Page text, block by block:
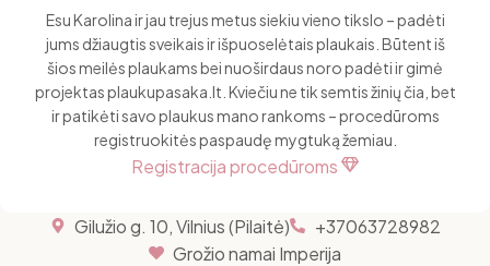
Esu Karolina ir jau trejus metus siekiu vieno tikslo – padėti
jums džiaugtis sveikais ir išpuoselėtais plaukais. Būtent iš
šios meilės plaukams bei nuoširdaus noro padėti ir gimė
projektas plaukupasaka.lt. Kviečiu ne tik semtis žinių čia, bet
ir patikėti savo plaukus mano rankoms – procedūroms
registruokitės paspaudę mygtuką žemiau.
Registracija procedūroms
Gilužio g. 10, Vilnius (Pilaitė)
+37063728982
Grožio namai Imperija